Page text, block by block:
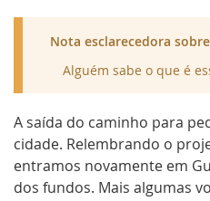
Nota esclarecedora
Alguém sabe o que é
A saída do caminho para
cidade. Relembrando o
entramos novamente em
dos fundos. Mais algumas